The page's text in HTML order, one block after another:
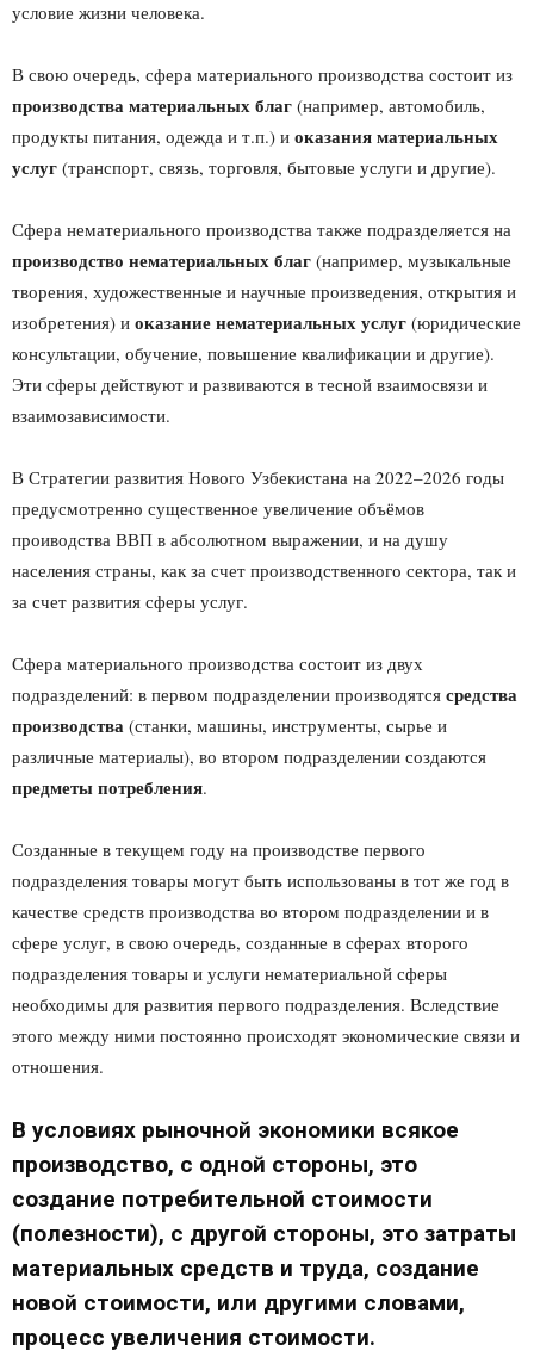
условие жизни человека.
В свою очередь, сфера материального производства состоит из
производства материальных благ (например, автомобиль,
продукты питания, одежда и т.п.) и оказания материальных
услуг (транспорт, связь, торговля, бытовые услуги и другие).
Сфера нематериального производства также подразделяется на
производство нематериальных благ (например, музыкальные
творения, художественные и научные произведения, открытия и
изобретения) и оказание нематериальных услуг (юридические
консультации, обучение, повышение квалификации и другие).
Эти сферы действуют и развиваются в тесной взаимосвязи и
взаимозависимости.
В Стратегии развития Нового Узбекистана на 2022–2026 годы
предусмотренно существенное увеличение объёмов
проиводства ВВП в абсолютном выражении, и на душу
населения страны, как за счет производственного сектора, так и
за счет развития сферы услуг.
Сфера материального производства состоит из двух
подразделений: в первом подразделении производятся средства
производства (станки, машины, инструменты, сырье и
различные материалы), во втором подразделении создаются
предметы потребления.
Созданные в текущем году на производстве первого
подразделения товары могут быть использованы в тот же год в
качестве средств производства во втором подразделении и в
сфере услуг, в свою очередь, созданные в сферах второго
подразделения товары и услуги нематериальной сферы
необходимы для развития первого подразделения. Вследствие
этого между ними постоянно происходят экономические связи и
отношения.
В условиях рыночной экономики всякое
производство, с одной стороны, это
создание потребительной стоимости
(полезности), с другой стороны, это затраты
материальных средств и труда, создание
новой стоимости, или другими словами,
процесс увеличения стоимости.